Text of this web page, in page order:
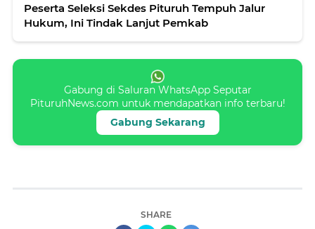
Peserta Seleksi Sekdes Pituruh Tempuh Jalur
Hukum, Ini Tindak Lanjut Pemkab
Gabung di Saluran WhatsApp Seputar
PituruhNews.com untuk mendapatkan info terbaru!
Gabung Sekarang
SHARE